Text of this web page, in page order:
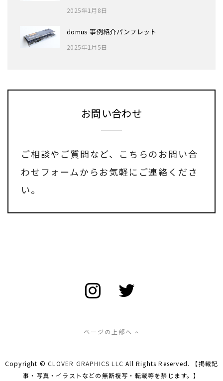
2025年1月8日
domus 事例紹介パンフレット
2025年1月5日
お問い合わせ
ご相談やご質問など、
こちらのお問い合
わせフォームからお気軽にご連絡くださ
い。
ページの上部へ
Copyright ©CLOVER GRAPHICS LLC All Rights Reserved. 【掲載記
事・写真・イラストなどの無断複写・転載等を禁じます。】